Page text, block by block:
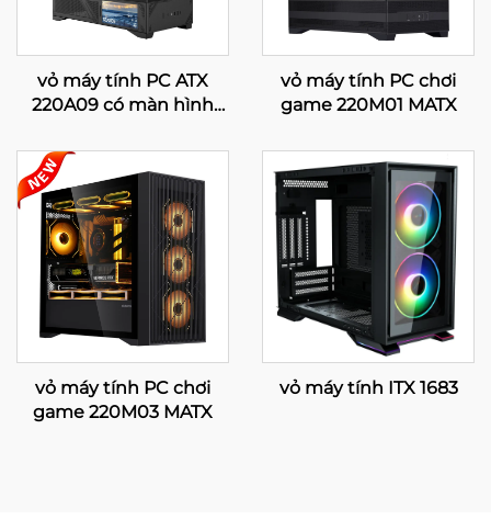
vỏ máy tính PC ATX
220A09 có màn hình
vỏ máy tính PC chơi
game 220M01 MATX
vỏ máy tính PC chơi
game 220M03 MATX
vỏ máy tính ITX 1683